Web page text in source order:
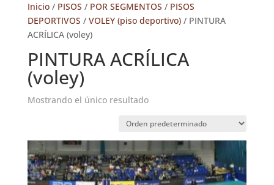
Inicio/ PISOS / POR SEGMENTOS / PISOS
DEPORTIVOS / VOLEY (piso deportivo)/ PINTURA
ACRÍLICA (voley)
PINTURA ACRÍLICA
(voley)
Mostrando el único resultado